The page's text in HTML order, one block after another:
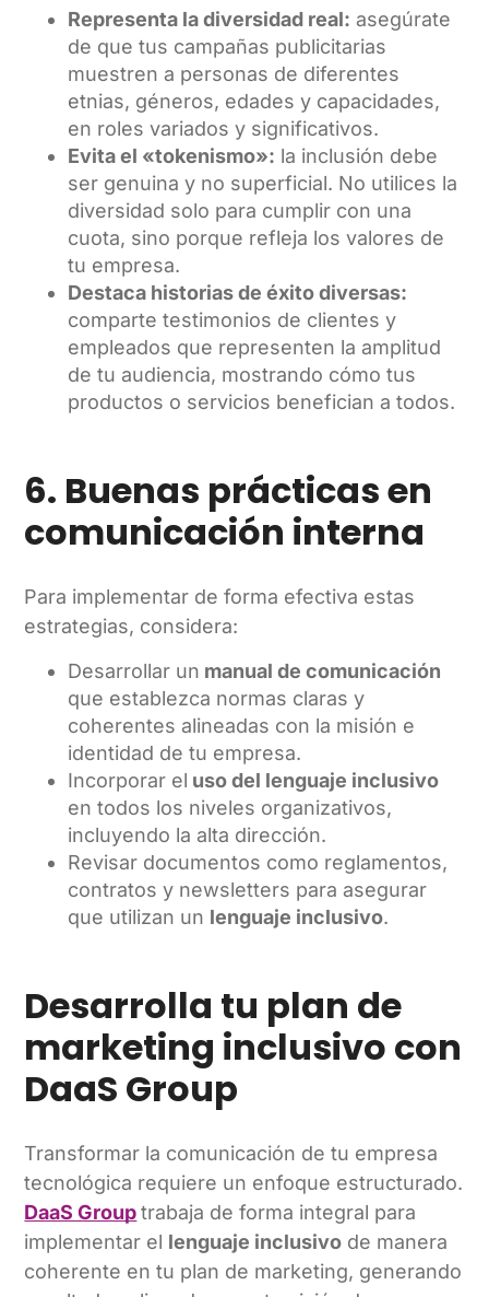
Representa la diversidad real: asegúrate
de que tus campañas publicitarias
muestren a personas de diferentes
etnias, géneros, edades y capacidades,
en roles variados y significativos.
Evita el «tokenismo»: la inclusión debe
ser genuina y no superficial. No utilices la
diversidad solo para cumplir con una
cuota, sino porque refleja los valores de
tu empresa.
Destaca historias de éxito diversas:
comparte testimonios de clientes y
empleados que representen la amplitud
de tu audiencia, mostrando cómo tus
productos o servicios benefician a todos.
6. Buenas prácticas en
comunicación interna
Para implementar de forma efectiva estas
estrategias, considera:
Desarrollar un manual de comunicación
que establezca normas claras y
coherentes alineadas con la misión e
identidad de tu empresa.
Incorporar el uso del lenguaje inclusivo
en todos los niveles organizativos,
incluyendo la alta dirección.
Revisar documentos como reglamentos,
contratos y newsletters para asegurar
que utilizan un lenguaje inclusivo.
Desarrolla tu plan de
marketing inclusivo con
DaaS Group
Transformar la comunicación de tu empresa
tecnológica requiere un enfoque estructurado.
DaaS Group trabaja de forma integral para
implementar el lenguaje inclusivo de manera
coherente en tu plan de marketing, generando